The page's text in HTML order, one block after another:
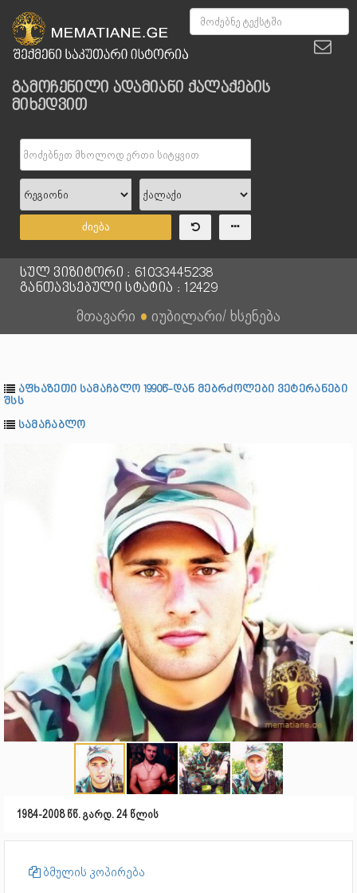
გამოჩენილი ადამიანი ქალაქების
მიხედვით
ძიება
სულ ვიზიტორი : 61033445238
განთავსებული სტატია : 12429
მთავარი ● იუბილარი/ ხსენება
აფხაზეთი სამაჩბლო 1990წ-დან მებრძოლები ვეტერანები
შსს
სამაჩაბლო
1984-2008 წწ. გარდ. 24 წლის
ბმულის კოპირება